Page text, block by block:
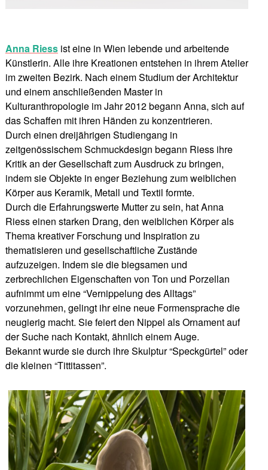
Anna Riessist eine in Wien lebende und arbeitende
Künstlerin. Alle ihre Kreationen entstehen in ihrem Atelier
im zweiten Bezirk. Nach einem Studium der Architektur
und einem anschließenden Master in
Kulturanthropologie im Jahr 2012 begann Anna, sich auf
das Schaffen mit ihren Händen zu konzentrieren.
Durch einen dreijährigen Studiengang in
zeitgenössischem Schmuckdesign begann Riess ihre
Kritik an der Gesellschaft zum Ausdruck zu bringen,
indem sie Objekte in enger Beziehung zum weiblichen
Körper aus Keramik, Metall und Textil formte.
Durch die Erfahrungswerte Mutter zu sein, hat Anna
Riess einen starken Drang, den weiblichen Körper als
Thema kreativer Forschung und Inspiration zu
thematisieren und gesellschaftliche Zustände
aufzuzeigen. Indem sie die biegsamen und
zerbrechlichen Eigenschaften von Ton und Porzellan
aufnimmt um eine “Vernippelung des Alltags”
vorzunehmen, gelingt ihr eine neue Formensprache die
neugierig macht. Sie feiert den Nippel als Ornament auf
der Suche nach Kontakt, ähnlich einem Auge.
Bekannt wurde sie durch ihre Skulptur “Speckgürtel” oder
die kleinen “Tittitassen”.